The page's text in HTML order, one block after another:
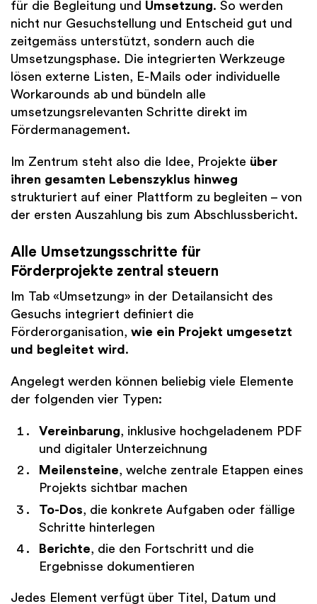
für die Begleitung und Umsetzung. So werden
nicht nur Gesuchstellung und Entscheid gut und
zeitgemäss unterstützt, sondern auch die
Umsetzungsphase. Die integrierten Werkzeuge
lösen externe Listen, E-Mails oder individuelle
Workarounds ab und bündeln alle
umsetzungsrelevanten Schritte direkt im
Fördermanagement.
Im Zentrum steht also die Idee, Projekte über
ihren gesamten Lebenszyklus hinweg
strukturiert auf einer Plattform zu begleiten – von
der ersten Auszahlung bis zum Abschlussbericht.
Alle Umsetzungsschritte für
Förderprojekte zentral steuern
Im Tab «Umsetzung» in der Detailansicht des
Gesuchs integriert definiert die
Förderorganisation, wie ein Projekt umgesetzt
und begleitet wird .
Angelegt werden können beliebig viele Elemente
der folgenden vier Typen:
Vereinbarung, inklusive hochgeladenem PDF
und digitaler Unterzeichnung
Meilensteine, welche zentrale Etappen eines
Projekts sichtbar machen
To-Dos, die konkrete Aufgaben oder fällige
Schritte hinterlegen
Berichte, die den Fortschritt und die
Ergebnisse dokumentieren
Jedes Element verfügt über Titel, Datum und